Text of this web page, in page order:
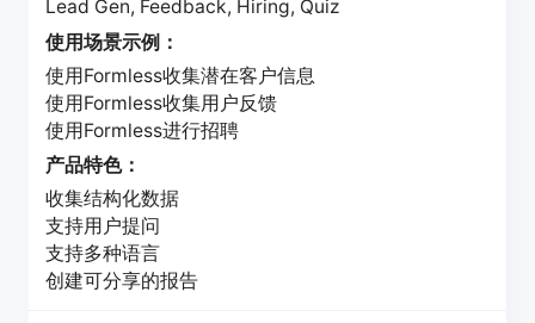
Lead Gen, Feedback, Hiring, Quiz
使用场景示例：
使用Formless收集潜在客户信息
使用Formless收集用户反馈
使用Formless进行招聘
产品特色：
收集结构化数据
支持用户提问
支持多种语言
创建可分享的报告